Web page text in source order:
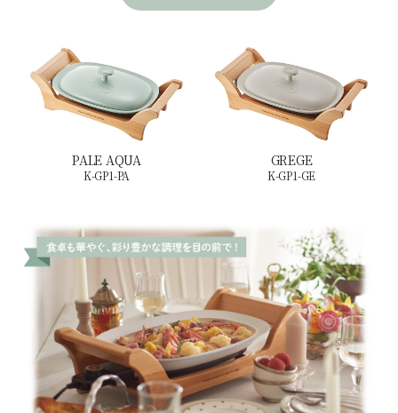
PALE AQUA
K-GP1-PA
GREGE
K-GP1-GE